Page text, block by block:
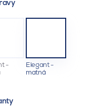
-
Elegant -
matná